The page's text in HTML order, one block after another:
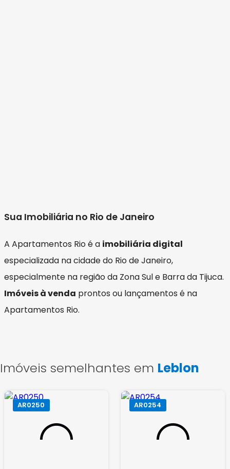
Sua Imobiliária no Rio de Janeiro
A Apartamentos Rio é a imobiliária digital
especializada na cidade do Rio de Janeiro,
especialmente na região da Zona Sul e Barra da Tijuca.
Imóveis à venda prontos ou lançamentos é na
Apartamentos Rio.
Imóveis semelhantes em Leblon
AR0250 AR0254